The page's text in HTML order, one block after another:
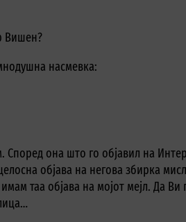
Вишен?
насмевка:
Според она што го објавил на
објава на негова збирка
таа објава на мојот мејл. Да